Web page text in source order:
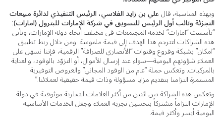
وبهذه المناسبة، قالعلي بن زايد الفلاسي، الرئيس التنفيذي لدائرة مبيعات
التجزئة ونائب أول الرئيس للتسويق في شركة الإمارات للبترول (امارات):
“تأسست “امارات” لخدمة المجتمعات في مختلف أنحاء دولة الإمارات، وتأتي
هذه الشراكات لتترجم هذا الهدف إلى قيمة ملموسة. ومن خلال ربط تطبيق
“امكان” بشبكة وفروع وقنوات “الأنصاري للصرافة” الرقمية، فإننا نسهل على
العملاء شؤونهم اليومية—سواء عند إرسال الأموال، أو التزوّد بالوقود، والعناية
بالمركبات. وتعكس حملة “عام من الوقود المجاني” والعروض التوفيرية
المستمرة التزامنا بتقديم مزايا مسؤولة وذات قيمة حقيقية لعملائنا.”
وتعكس هذه الشراكة بين اثنين من أكثر العلامات التجارية موثوقية في دولة
الإمارات التزاماً مشتركاً بتحسين تجربة العملاء وجعل الخدمات الأساسية
اليومية أيسر وأكثر قيمة.